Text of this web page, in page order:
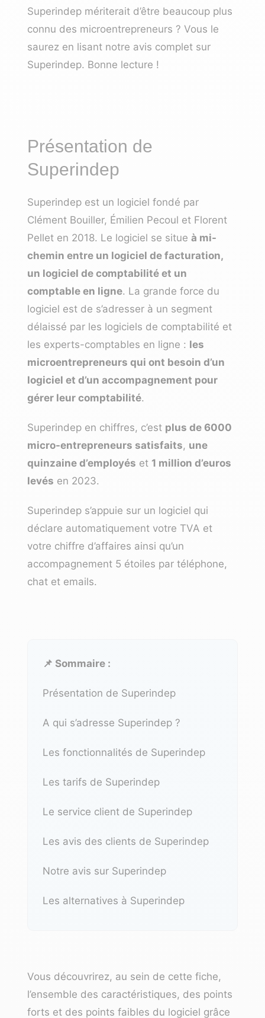
Superindep mériterait d’être beaucoup plus
connu des microentrepreneurs ? Vous le
saurez en lisant notre avis complet sur
Superindep. Bonne lecture !
Présentation de
Superindep
Superindep est un logiciel fondé par
Clément Bouiller, Émilien Pecoul et Florent
Pellet en 2018. Le logiciel se situe à mi-
chemin entre un logiciel de facturation,
un logiciel de comptabilité et un
comptable en ligne. La grande force du
logiciel est de s’adresser à un segment
délaissé par les logiciels de comptabilité et
les experts-comptables en ligne : les
microentrepreneurs qui ont besoin d’un
logiciel et d’un accompagnement pour
gérer leur comptabilité.
Superindep en chiffres, c’est plus de 6000
micro-entrepreneurs satisfaits, une
quinzaine d’employés et 1 million d’euros
levés en 2023.
Superindep s’appuie sur un logiciel qui
déclare automatiquement votre TVA et
votre chiffre d’affaires ainsi qu’un
accompagnement 5 étoiles par téléphone,
chat et emails.
📌 Sommaire :
Présentation de Superindep
A qui s’adresse Superindep ?
Les fonctionnalités de Superindep
Les tarifs de Superindep
Le service client de Superindep
Les avis des clients de Superindep
Notre avis sur Superindep
Les alternatives à Superindep
Vous découvrirez, au sein de cette fiche,
l’ensemble des caractéristiques, des points
forts et des points faibles du logiciel grâce